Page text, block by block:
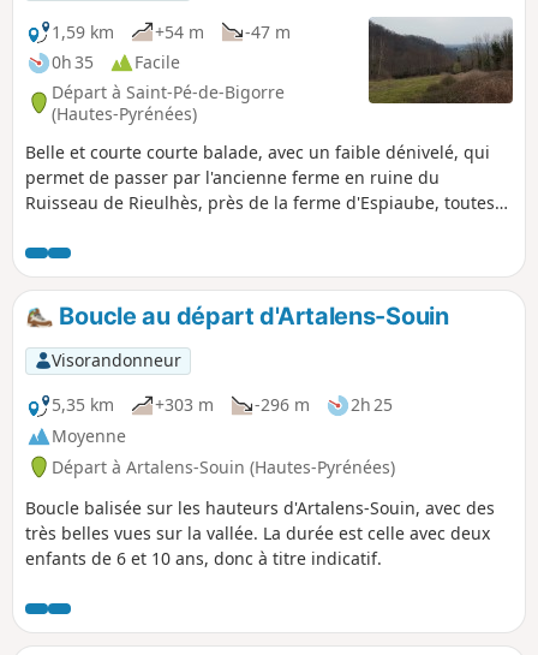
1,59 km
+54 m
-47 m
0h 35
Facile
Départ à Saint-Pé-de-Bigorre
(Hautes-Pyrénées)
Belle et courte courte balade, avec un faible dénivelé, qui
permet de passer par l'ancienne ferme en ruine du
Ruisseau de Rieulhès, près de la ferme d'Espiaube, toutes
lourdais. On est ici sur le territoire du hameau de Rieulhès,
au pied des estives Est de la Forêt de Très-Croutz.
Boucle au départ d'Artalens-Souin
Visorandonneur
5,35 km
+303 m -296 m
2h 25
Moyenne
Départ à Artalens-Souin (Hautes-Pyrénées)
Boucle balisée sur les hauteurs d'Artalens-Souin, avec des
très belles vues sur la vallée. La durée est celle avec deux
enfants de 6 et 10 ans, donc à titre indicatif.